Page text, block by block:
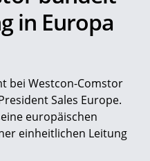
in Europa
bei Westcon-Comstor
Sales Europe.
europäischen
einheitlichen Leitung